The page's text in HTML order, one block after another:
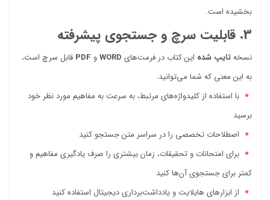
بخشیده است.
3. قابلیت سرچ و جستجوی پیشرفته
نسخهتایپ شده این کتاب در فرمت‌های WORDو PDF قابل سرچ است،
به این معنی که شما می‌توانید:
با استفاده از کلیدواژه‌های مرتبط، به سرعت به مفاهیم مورد نظر خود
برسید
اصطلاحات تخصصی را در سراسر متن جستجو کنید
برای امتحانات و تحقیقات، زمان بیشتری را صرف یادگیری مفاهیم و
کمتر برای جستجوی آن‌ها کنید
از ابزارهای هایلایت و یادداشت‌برداری دیجیتال استفاده کنید